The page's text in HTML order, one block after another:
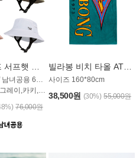
키,핑크,화이트
76,000원
사이즈 160*80cm
38,500원 (30%) 55,000원